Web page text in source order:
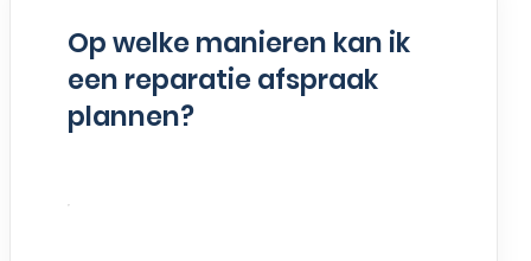
Op welke manieren kan ik
een reparatie afspraak
plannen?